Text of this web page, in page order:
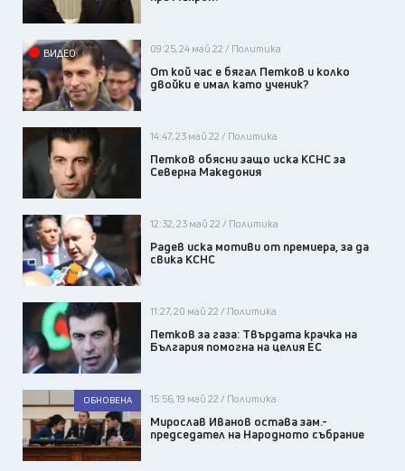
ВИДЕО 09:25, 24 май 22 / Политика
От кой час е бягал Петков и колко
двойки е имал като ученик?
14:47, 23 май 22 / Политика
Петков обясни защо иска КСНС за
Северна Македония
12:32, 23 май 22 / Политика
Радев иска мотиви от премиера, за да
свика КСНС
11:27, 20 май 22 / Политика
Петков за газа: Твърдата крачка на
България помогна на целия ЕС
ОБНОВЕНА 15:56, 19 май 22 / Политика
Мирослав Иванов остава зам.-
председател на Народното събрание